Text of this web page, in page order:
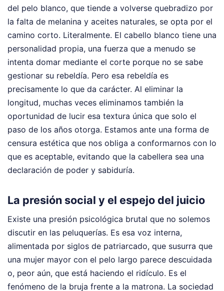
del pelo blanco, que tiende a volverse quebradizo por
la falta de melanina y aceites naturales, se opta por el
camino corto. Literalmente. El cabello blanco tiene una
personalidad propia, una fuerza que a menudo se
intenta domar mediante el corte porque no se sabe
gestionar su rebeldía. Pero esa rebeldía es
precisamente lo que da carácter. Al eliminar la
longitud, muchas veces eliminamos también la
oportunidad de lucir esa textura única que solo el
paso de los años otorga. Estamos ante una forma de
censura estética que nos obliga a conformarnos con lo
que es aceptable, evitando que la cabellera sea una
declaración de poder y sabiduría.
La presión social y el espejo del juicio
Existe una presión psicológica brutal que no solemos
discutir en las peluquerías. Es esa voz interna,
alimentada por siglos de patriarcado, que susurra que
una mujer mayor con el pelo largo parece descuidada
o, peor aún, que está haciendo el ridículo. Es el
fenómeno de la bruja frente a la matrona. La sociedad